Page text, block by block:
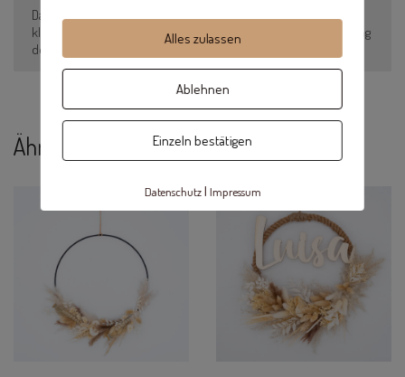
Das Produkt ist handgemacht und ein Unikat, deshalb kann es
kleinere Abweichungen bei Gestaltung, der Zusammensetzung
der Blumen oder der Farbe geben.
Ähnliche Produkte
Alles zulassen
Ablehnen
Einzeln bestätigen
Datenschutz| Impressum